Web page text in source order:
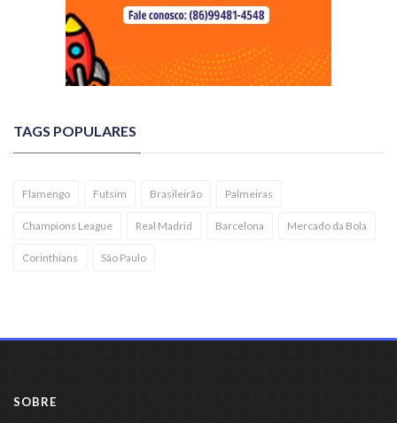
TAGS POPULARES
Flamengo Futsim Brasileirão Palmeiras
Champions League Real Madrid Barcelona Mercado da Bola
Corinthians São Paulo
SOBRE